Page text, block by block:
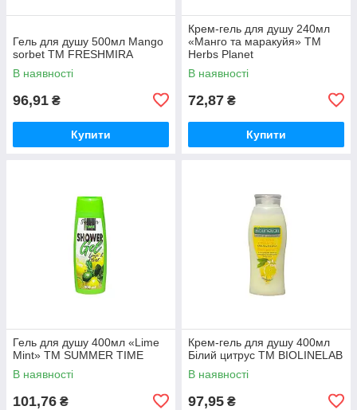
Гель для душу 500мл Mango
sorbet ТМ FRESHMIRA
В наявності
96,91 ₴
Купити
Крем-гель для душу 240мл
«Манго та маракуйя» ТМ
Herbs Planet
В наявності
72,87 ₴
Купити
Гель для душу 400мл «Lime
Mint» ТМ SUMMER TIME
В наявності
101,76 ₴
Крем-гель для душу 400мл
Білий цитрус ТМ BIOLINELAB
В наявності
97,95 ₴